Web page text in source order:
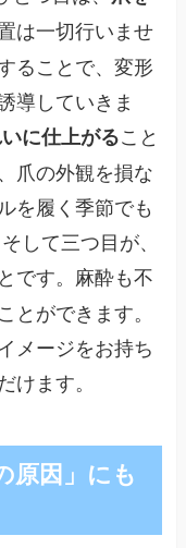
は一切行いませ
ることで、変形
導していきま
に仕上がること
爪の外観を損な
を履く季節でも
して三つ目が、
です。麻酔も不
ができます。
メージをお持ち
ます。
原因」にも